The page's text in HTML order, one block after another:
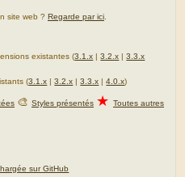
site web ? Regarde par ici
existantes (3.1.x |3.2.x |3.3.x
(3.1.x |3.2.x |3.3.x |4.0.x)
🎨 Styles présentés ★ Toutes autres
sur GitHub